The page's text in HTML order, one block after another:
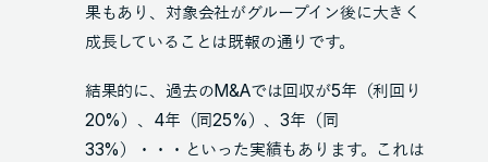
果もあり、対象会社がグループイン後に大きく
成長していることは既報の通りです。
結果的に、過去のM&Aでは回収が5年（利回り
20%）、4年（同25%）、3年（同
33%）・・・といった実績もあります。これは